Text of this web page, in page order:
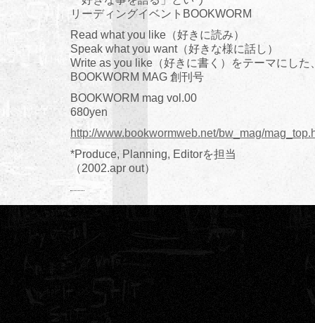
リーディングイベントBOOKWORM
Read what you like（好きに読み）
Speak what you want（好きな様に話し）
Write as you like（好きに書く）をテーマにした
BOOKWORM MAG 創刊号
BOOKWORM mag vol.00
680yen
http://www.bookwormweb.net/bw_mag/
*Produce, Planning, Editorを担当
（2002.apr out）